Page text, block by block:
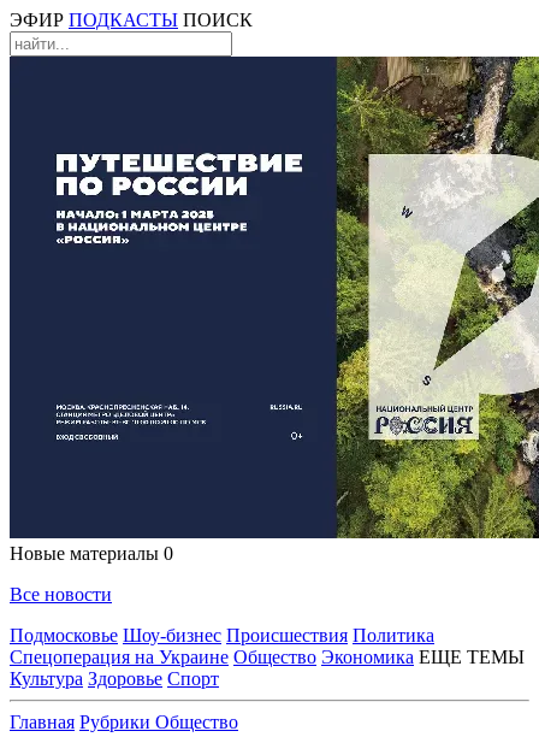
ЭФИР ПОДКАСТЫ ПОИСК
Новые материалы 0
Все новости
Подмосковье Шоу-бизнес Происшествия Политика
Спецоперация на Украине Общество Экономика ЕЩЕ ТЕМЫ
Культура Здоровье Спорт
Главная Рубрики Общество